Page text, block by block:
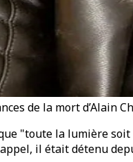
de la mort d’Alain
"toute la lumière
il était détenu